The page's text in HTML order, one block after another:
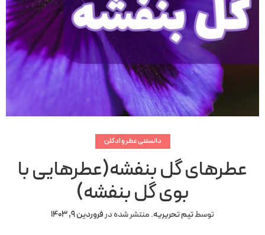
دانستنی عطر و ادکلن
عطرهای گل بنفشه(عطرهایی با
بوی گل بنفشه)
توسطتیم تحریریه.منتشر شده درفروردین 9, 1403